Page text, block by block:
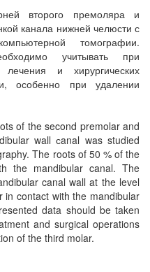
второго премоляра и
канала нижней челюсти с
томографии.
учитывать при
лечения и хирургических
особенно при удалении
of the second premolar and
wall сanal was studied
The roots of 50 % of the
the mandibular canal. The
canal wall at the level
contact with the mandibular
data should be taken
and surgical operations
of the third molar.